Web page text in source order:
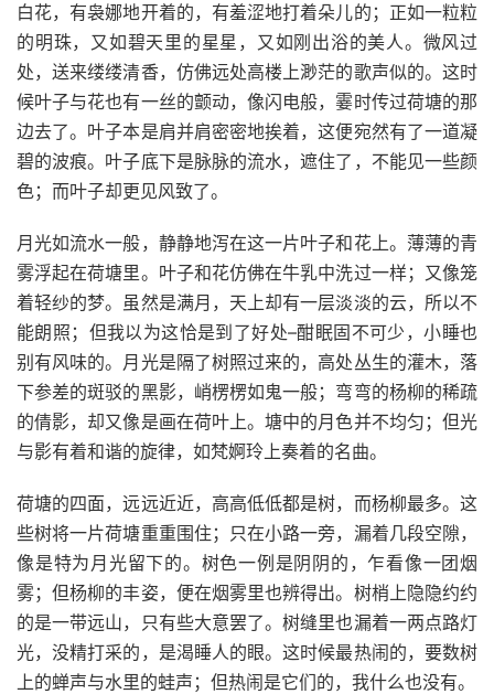
白花，有袅娜地开着的，有羞涩地打着朵儿的；正如一粒粒
的明珠，又如碧天里的星星，又如刚出浴的美人。微风过
处，送来缕缕清香，仿佛远处高楼上渺茫的歌声似的。这时
候叶子与花也有一丝的颤动，像闪电般，霎时传过荷塘的那
边去了。叶子本是肩并肩密密地挨着，这便宛然有了一道凝
碧的波痕。叶子底下是脉脉的流水，遮住了，不能见一些颜
色；而叶子却更见风致了。
月光如流水一般，静静地泻在这一片叶子和花上。薄薄的青
雾浮起在荷塘里。叶子和花仿佛在牛乳中洗过一样；又像笼
着轻纱的梦。虽然是满月，天上却有一层淡淡的云，所以不
能朗照；但我以为这恰是到了好处–酣眠固不可少，小睡也
别有风味的。月光是隔了树照过来的，高处丛生的灌木，落
下参差的斑驳的黑影，峭楞楞如鬼一般；弯弯的杨柳的稀疏
的倩影，却又像是画在荷叶上。塘中的月色并不均匀；但光
与影有着和谐的旋律，如梵婀玲上奏着的名曲。
荷塘的四面，远远近近，高高低低都是树，而杨柳最多。这
些树将一片荷塘重重围住；只在小路一旁，漏着几段空隙，
像是特为月光留下的。树色一例是阴阴的，乍看像一团烟
雾；但杨柳的丰姿，便在烟雾里也辨得出。树梢上隐隐约约
的是一带远山，只有些大意罢了。树缝里也漏着一两点路灯
光，没精打采的，是渴睡人的眼。这时候最热闹的，要数树
上的蝉声与水里的蛙声；但热闹是它们的，我什么也没有。